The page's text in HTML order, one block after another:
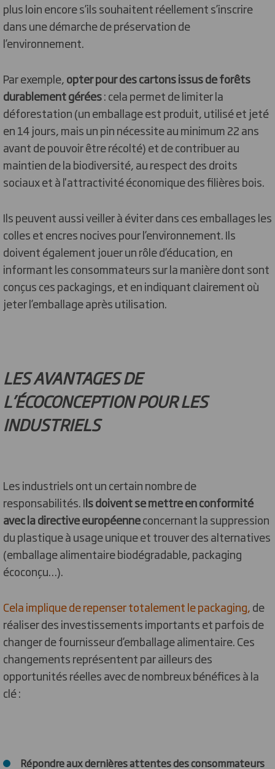
plus loin encore s’ils souhaitent réellement s’inscrire
dans une démarche de préservation de
l’environnement.
Par exemple,opter pour des cartons issus de forêts
durablement gérées: cela permet de limiter la
déforestation (un emballage est produit, utilisé et jeté
en 14 jours, mais un pin nécessite au minimum 22 ans
avant de pouvoir être récolté) et de contribuer au
maintien de la biodiversité, au respect des droits
sociaux et à l'attractivité économique des filières bois.
Ils peuvent aussi veiller à éviter dans ces emballages les
colles et encres nocives pour l’environnement. Ils
doivent également jouer un rôle d’éducation, en
informant les consommateurs sur la manière dont sont
conçus ces packagings, et en indiquant clairement où
jeter l’emballage après utilisation.
LES AVANTAGES DE
L’ÉCOCONCEPTION POUR LES
INDUSTRIELS
Les industriels ont un certain nombre de
responsabilités. Ils doivent se mettre en conformité
avec la directive européenneconcernant la suppression
du plastique à usage unique et trouver des alternatives
(emballage alimentaire biodégradable, packaging
écoconçu…).
Cela implique de repenser totalement le packaging,de
réaliser des investissements importants et parfois de
changer de fournisseur d’emballage alimentaire. Ces
changements représentent par ailleurs des
opportunités réelles avec de nombreux bénéfices à la
clé :
Répondre aux dernières attentes des consommateurs